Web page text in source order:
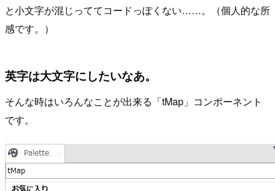
と小文字が混じっててコードっぽくない……。（個人的な所
感です。）
英字は大文字にしたいなあ。
そんな時はいろんなことが出来る「tMap」コンポーネント
です。